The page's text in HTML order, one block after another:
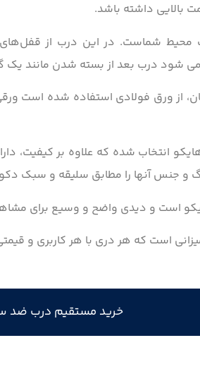
بالایی داشته باشد.
محیط شماست. در این درب از
می شود درب بعد از بسته شدن مانند
از ورق فولادی استفاده شده است
و جنس آنها را مطابق سلیقه و سبک
است و دیدی واضح و وسیع برای
است که هر دری با هر کاربری و
خرید مستقیم درب ضد